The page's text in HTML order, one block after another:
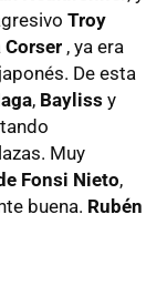
Troy
Corser , ya era
De esta
, Bayliss y
Muy
Fonsi Nieto,
buena. Rubén